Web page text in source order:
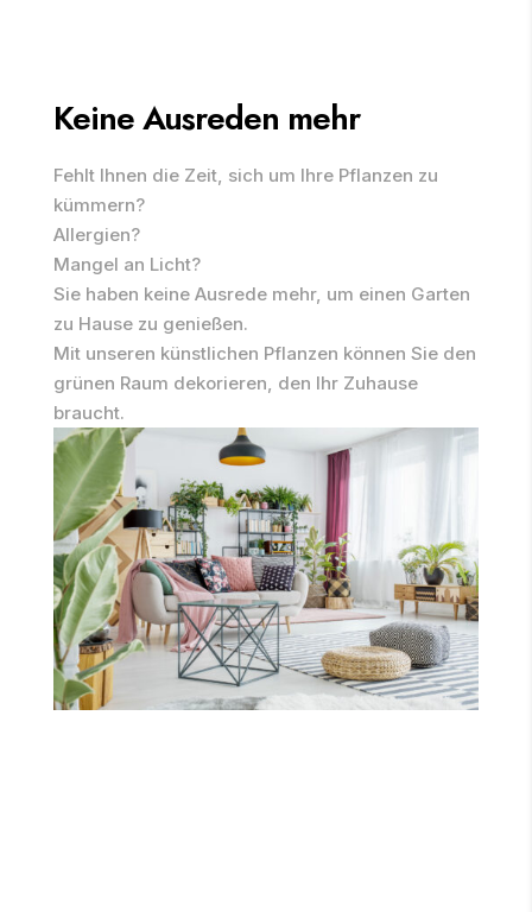
Keine Ausreden mehr
Fehlt Ihnen die Zeit, sich um Ihre Pflanzen zu
kümmern?
Allergien?
Mangel an Licht?
Sie haben keine Ausrede mehr, um einen Garten
zu Hause zu genießen.
Mit unseren künstlichen Pflanzen können Sie den
grünen Raum dekorieren, den Ihr Zuhause
braucht.